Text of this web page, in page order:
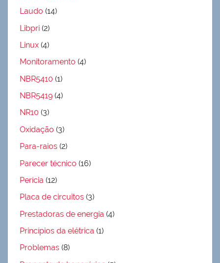
Laudo (14)
Libpri (2)
Linux (4)
Monitoramento (4)
NBR5410 (1)
NBR5419 (4)
NR10 (3)
Oxidação (3)
Para-raios (2)
Parecer técnico (16)
Perícia (12)
Placa de circuitos (3)
Prestadoras de energia (4)
Princípios da elétrica (1)
Problemas (8)